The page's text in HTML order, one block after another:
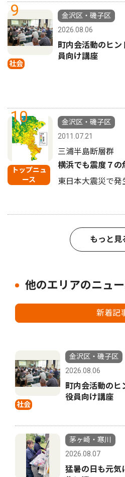
9
社会
金沢区・磯子区
2026.08.06
町内会活動のヒ
員向け講座
10
トップニュ
ース
金沢区・磯子区
2011.07.21
三浦半島断層群
横浜でも震度７の
東日本大震災で発
もっと見
他のエリアのニュ
新着記
社会
金沢区・磯子区
2026.08.06
町内会活動の
役員向け講座
茅ヶ崎・寒川
2026.08.07
猛暑の日も元